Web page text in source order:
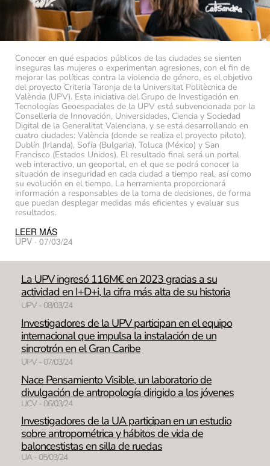
Conocer en qué espacios públicos de las ciudades se sienten
inseguras las mujeres o experimentan agresiones, con el fin de
mejorar las políticas contra la violencia de género, es el objetivo
del proyecto Criteria Taronja de la Universitat Politècnica de
València (UPV). Esta iniciativa del Grupo de Investigación en
Tecnologías Geoespaciales de la UPV está subvencionada por la
Conselleria de Innovación, Universidades, Ciencia y Sociedad
Digital de la Generalitat Valenciana, y se está desarrollando en
cuatro ciudades: València (donde se realiza el proyecto piloto),
Dublín (Irlanda), Sofía (Bulgaria), Toluca (México) y San
Francisco (Estados Unidos). El resultado final será un portal
web interactivo, un geoportal, en el que se podrá conocer la
situación de inseguridad en cada ciudad a tiempo real, así como
su evolución en el tiempo. La herramienta proporcionará
información a responsables de la toma de decisiones, de forma
que puedan desplegar medidas más eficientes y evaluar sus
resultados.
LEER MÁS
UPV · 07/03/24
La UPV ingresó 116M€ en 2023 gracias a su
actividad en I+D+i, la cifra más alta de su historia
UPV - 08/03/24
Investigadores de la UPV participan en el equipo
internacional que impulsa la instalación de un
sincrotrón en el Gran Caribe
UPV - 07/03/24
Nace Pensamiento Visible, un laboratorio de
divulgación de antropología dirigido a los jóvenes
UCV - 06/03/24
Investigadores de la UA participan en un estudio
sobre antropométrica y hábitos de vida de
baloncestistas en silla de ruedas
UA - 05/03/24